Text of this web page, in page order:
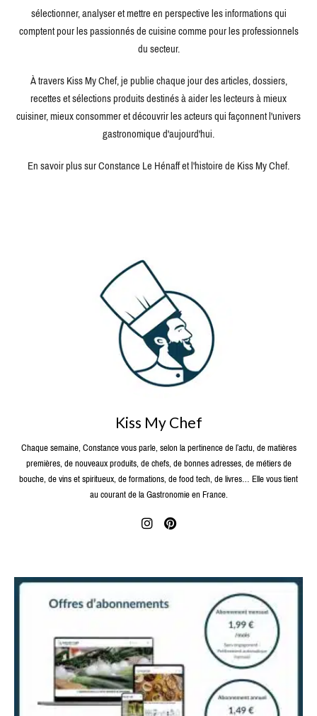
sélectionner, analyser et mettre en perspective les informations qui
comptent pour les passionnés de cuisine comme pour les professionnels
du secteur.
À travers Kiss My Chef, je publie chaque jour des articles, dossiers,
recettes et sélections produits destinés à aider les lecteurs à mieux
cuisiner, mieux consommer et découvrir les acteurs qui façonnent l'univers
gastronomique d'aujourd'hui.
En savoir plus sur Constance Le Hénaff et l'histoire de Kiss My Chef.
Kiss My Chef
Chaque semaine, Constance vous parle, selon la pertinence de l’actu, de matières
premières, de nouveaux produits, de chefs, de bonnes adresses, de métiers de
bouche, de vins et spiritueux, de formations, de food tech, de livres… Elle vous tient
au courant de la Gastronomie en France.